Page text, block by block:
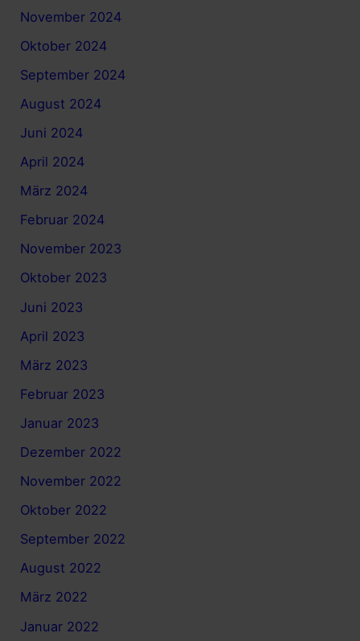
November 2024
Oktober 2024
September 2024
August 2024
Juni 2024
April 2024
März 2024
Februar 2024
November 2023
Oktober 2023
Juni 2023
April 2023
März 2023
Februar 2023
Januar 2023
Dezember 2022
November 2022
Oktober 2022
September 2022
August 2022
März 2022
Januar 2022